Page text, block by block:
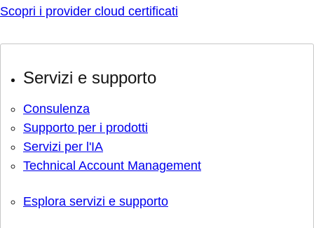
Scopri i provider cloud certificati
Servizi e supporto
Consulenza
Supporto per i prodotti
Servizi per l'IA
Technical Account Management
Esplora servizi e supporto